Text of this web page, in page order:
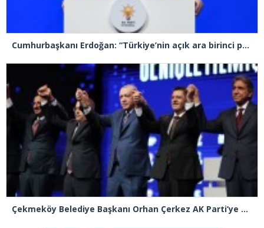
Cumhurbaşkanı Erdoğan: “Türkiye’nin açık ara birinci partisiyiz”
Çekmeköy Belediye Başkanı Orhan Çerkez AK Parti’ye katıldı